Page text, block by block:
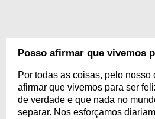
Posso afirmar que vivemos
Por todas as coisas, pelo nosso
afirmar que vivemos para ser
de verdade e que nada no
separar. Nos esforçamos